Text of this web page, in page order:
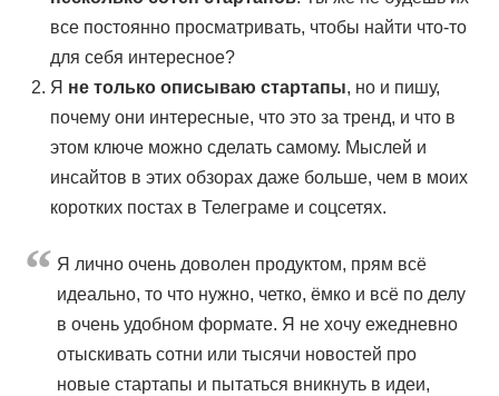
все постоянно просматривать, чтобы найти что-то
для себя интересное?
Я не только описываю стартапы, но и пишу,
почему они интересные, что это за тренд, и что в
этом ключе можно сделать самому. Мыслей и
инсайтов в этих обзорах даже больше, чем в моих
коротких постах в Телеграме и соцсетях.
Я лично очень доволен продуктом, прям всё
идеально, то что нужно, четко, ёмко и всё по делу
в очень удобном формате. Я не хочу ежедневно
отыскивать сотни или тысячи новостей про
новые стартапы и пытаться вникнуть в идеи,